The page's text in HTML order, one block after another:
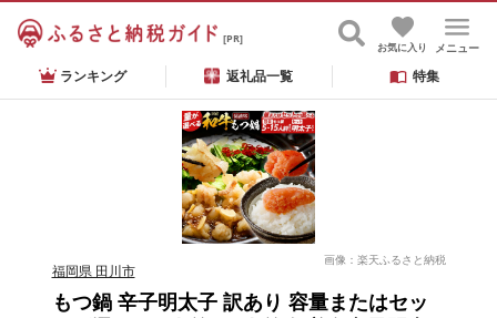
[PR]
メニュー
お気に入り
ランキング 返礼品一覧 特集
画像：楽天ふるさと納税
福岡県 田川市
もつ鍋 辛子明太子 訳あり 容量またはセッ